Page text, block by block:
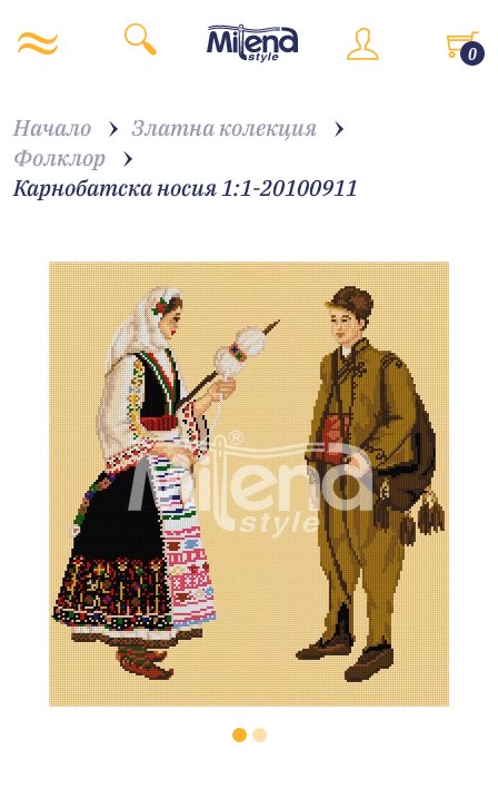
0
Начало
Златна колекция
Фолклор
Карнобатска носия 1:1-20100911